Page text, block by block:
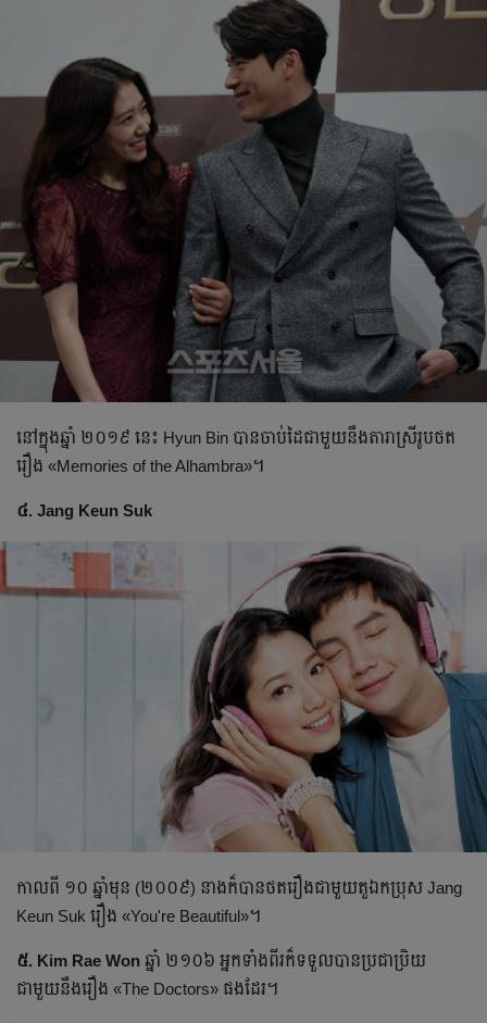
នៅ​ក្នុងឆ្នាំ ២០១៩ នេះ Hyun Bin បាន​ចាប់​ដៃជាមួយនឹង​តារាស្រីរូបថត
រឿង «Memories of the Alhambra»។
៤. Jang Keun Suk
កាល​ពី ១០ ឆ្នាំមុន (២០០៩) នាងក៏បាន​ថតរឿងជាមួយតួឯកប្រុស Jang
Keun Suk​ រឿង «You're Beautiful»។
៥. Kim Rae Won ឆ្នាំ ២១០៦ អ្នកទាំងពីរក៏ទទួលបាន​ប្រជាប្រិយ
ជាមួយនឹងរឿង «The Doctors» ផងដែរ។